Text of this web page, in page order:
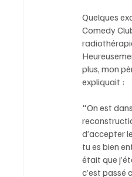
Quelques
Comedy
plus, mon
expliquait :
"On est
d’accepter
tu es bien
était que
c’est passé